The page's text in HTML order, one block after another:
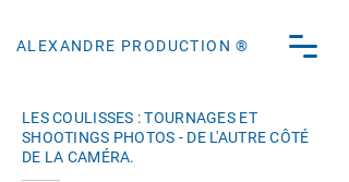
ALEXANDRE PRODUCTION ®
LES COULISSES : TOURNAGES ET
SHOOTINGS PHOTOS - DE L'AUTRE CÔTÉ
DE LA CAMÉRA.